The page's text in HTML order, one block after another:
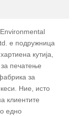
е подружница
кутија,
печатење
за
Ние, исто
клиентите
едно